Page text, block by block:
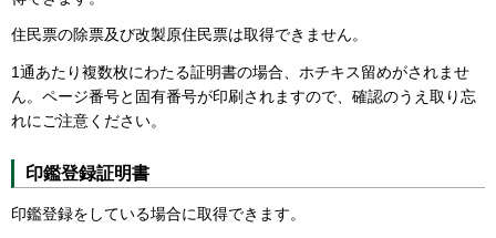
住民票の除票及び改製原住民票は取得できません。
1通あたり複数枚にわたる証明書の場合、ホチキス留めがされませ
ん。ページ番号と固有番号が印刷されますので、確認のうえ取り忘
れにご注意ください。
印鑑登録証明書
印鑑登録をしている場合に取得できます。